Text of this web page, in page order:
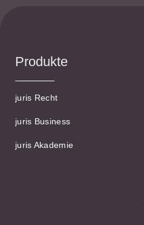
Produkte
juris Recht
juris Business
juris Akademie